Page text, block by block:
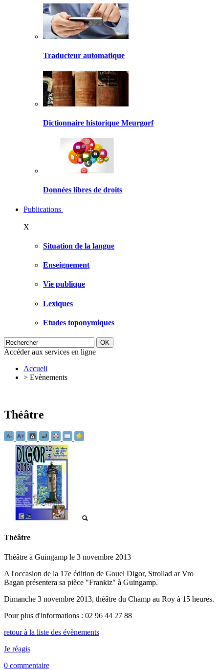
Traducteur automatique
Dictionnaire historique Meurgorf
Données libres de droits
Publications
X
Situation de la langue
Enseignement
Vie publique
Lexiques
Etudes toponymiques
Accéder aux services en ligne
Accueil
> Evènements
Théâtre
Théâtre
Théâtre à Guingamp le 3 novembre 2013
A l'occasion de la 17e édition de Gouel Digor, Strollad ar Vro
Bagan présentera sa pièce "Frankiz" à Guingamp.
Dimanche 3 novembre 2013, théâtre du Champ au Roy à 15 heures.
Pour plus d'informations : 02 96 44 27 88
retour à la liste des évènements
Je réagis
0 commentaire